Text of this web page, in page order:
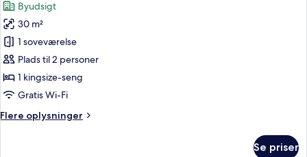
-
balkon
billeder
af
Suite
-
1
kingsize-
-
Byudsigt
30 m²
1 soveværelse
Plads til 2 personer
1 kingsize-seng
Gratis Wi-Fi
Flere oplysninger
Flere
Se priser